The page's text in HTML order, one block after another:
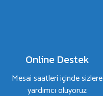
Online Destek
Mesai saatleri içinde sizlere
yardımcı oluyoruz